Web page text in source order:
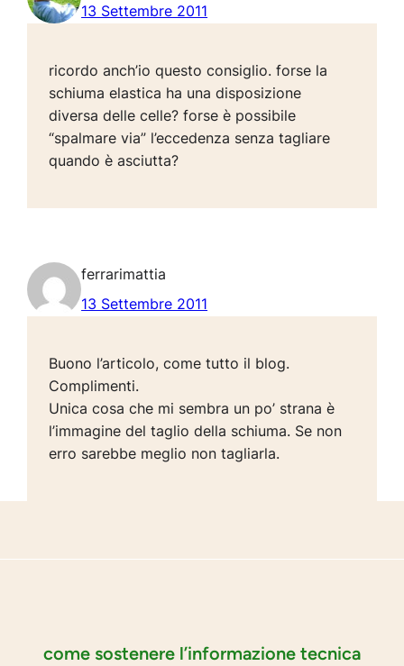
13 Settembre 2011
ricordo anch’io questo consiglio. forse la
schiuma elastica ha una disposizione
diversa delle celle? forse è possibile
“spalmare via” l’eccedenza senza tagliare
quando è asciutta?
ferrarimattia
13 Settembre 2011
Buono l’articolo, come tutto il blog.
Complimenti.
Unica cosa che mi sembra un po’ strana è
l’immagine del taglio della schiuma. Se non
erro sarebbe meglio non tagliarla.
come sostenere l’informazione tecnica